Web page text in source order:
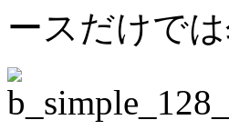
ースだけで